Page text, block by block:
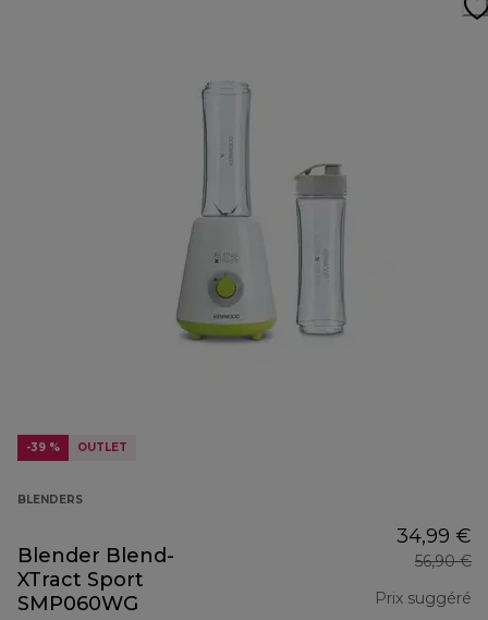
-39 % OUTLET
BLENDERS
Blender Blend-
XTract Sport
SMP060WG
34,99 €
56,90 €
Prix suggéré